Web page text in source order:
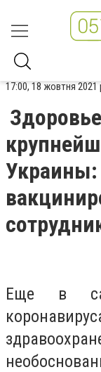
17:00, 18 жовтня 2021
Украины:
Еще в